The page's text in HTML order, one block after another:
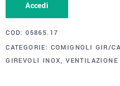
Accedi
COD:05865.17
CATEGORIE: COMIGNOLI GIR/
GIREVOLI INOX,